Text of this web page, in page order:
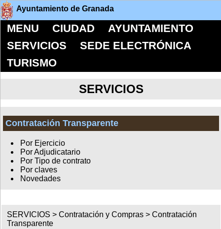
Ayuntamiento de Granada
MENU CIUDAD
AYUNTAMIENTO
SERVICIOS
SEDE ELECTRÓNICA
TURISMO
SERVICIOS
Contratación Transparente
Por Ejercicio
Por Adjudicatario
Por Tipo de contrato
Por claves
Novedades
SERVICIOS >Contratación y Compras >Contratación
Transparente